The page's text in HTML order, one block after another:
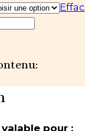
prix :
pour :